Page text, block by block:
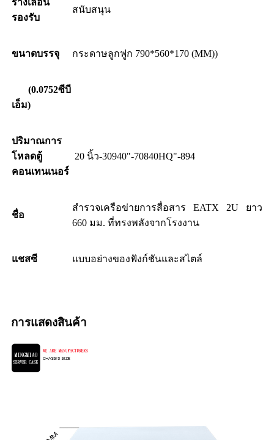
รางเลื่อน
รองรับ
สนับสนุน
ขนาดบรรจุ กระดาษลูกฟูก 790*560*170 (MM))
(0.0752ซีบี
เอ็ม)
ปริมาณการ
โหลดตู้
คอนเทนเนอร์
20 นิ้ว-30940"-70840HQ"-894
ชื่อ
สำรวจเครือข่ายการสื่อสาร EATX 2U ยาว
660 มม. ที่ทรงพลังจากโรงงาน
แชสซี แบบอย่างของฟังก์ชันและสไตล์
การแสดงสินค้า